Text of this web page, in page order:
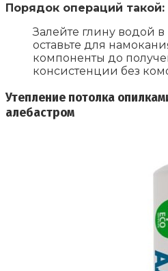
Порядок операций такой:
Залейте глину водой
оставьте для
компоненты до
консистенции без
Утепление потолка
алебастром